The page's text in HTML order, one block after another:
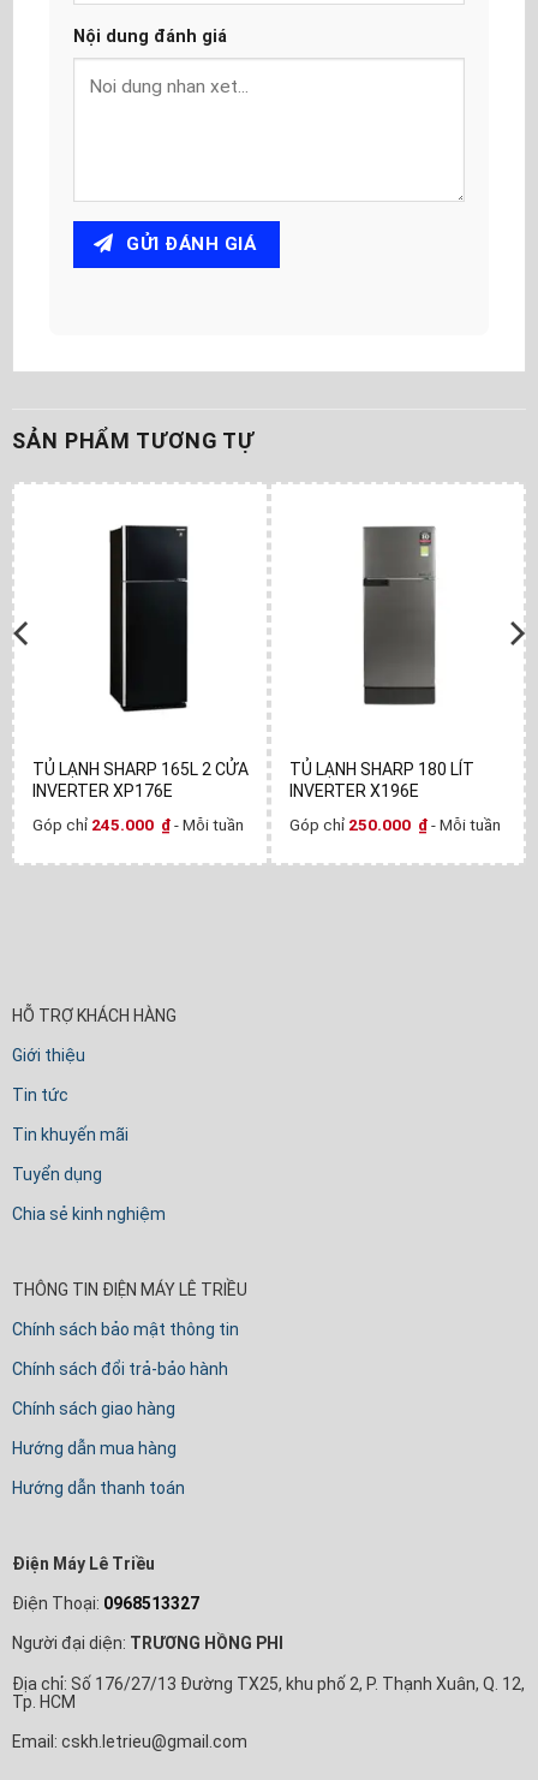
Nội dung đánh giá
GỬI ĐÁNH GIÁ
SẢN PHẨM TƯƠNG TỰ
TỦ LẠNH SHARP 165L 2 CỬA
INVERTER XP176E
Góp chỉ 245.000 ₫- Mỗi tuần
TỦ LẠNH SHARP 180 LÍT
INVERTER X196E
Góp chỉ 250.000 ₫- Mỗi tuần
HỖ TRỢ KHÁCH HÀNG
Giới thiệu
Tin tức
Tin khuyến mãi
Tuyển dụng
Chia sẻ kinh nghiệm
THÔNG TIN ĐIỆN MÁY LÊ TRIỀU
Chính sách bảo mật thông tin
Chính sách đổi trả-bảo hành
Chính sách giao hàng
Hướng dẫn mua hàng
Hướng dẫn thanh toán
Điện Máy Lê Triều
Điện Thoại: 0968513327
Người đại diện: TRƯƠNG HỒNG PHI
Địa chỉ: Số 176/27/13 Đường TX25, khu phố 2, P. Thạnh Xuân, Q. 12,
Tp. HCM
Email: cskh.letrieu@gmail.com